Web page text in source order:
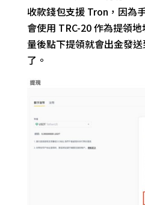
收款錢包支援 Tron，因為
會使用 TRC-20 作為提領
量後點下提領就會出金發
了。